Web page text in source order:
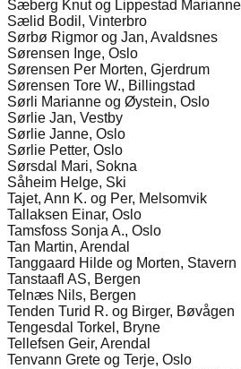
Sæberg Knut og Lippestad
Sælid Bodil, Vinterbro
Sørbø Rigmor og Jan, Avaldsnes
Sørensen Inge, Oslo
Sørensen Per Morten, Gjerdrum
Sørensen Tore W., Billingstad
Sørli Marianne og Øystein, Oslo
Sørlie Jan, Vestby
Sørlie Janne, Oslo
Sørlie Petter, Oslo
Sørsdal Mari, Sokna
Såheim Helge, Ski
Tajet, Ann K. og Per, Melsomvik
Tallaksen Einar, Oslo
Tamsfoss Sonja A., Oslo
Tan Martin, Arendal
Tanggaard Hilde og Morten, Stavern
Tanstaafl AS, Bergen
Telnæs Nils, Bergen
Tenden Turid R. og Birger, Bøvågen
Tengesdal Torkel, Bryne
Tellefsen Geir, Arendal
Tenvann Grete og Terje, Oslo